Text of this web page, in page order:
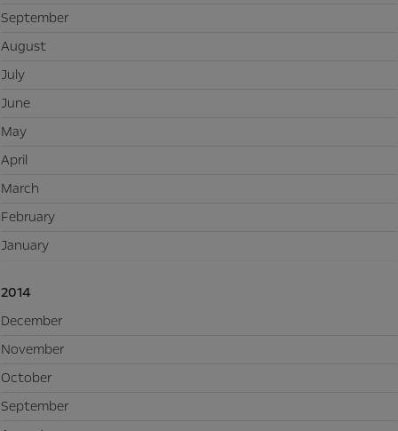
September
August
July
June
May
April
March
February
January
2014
December
November
October
September